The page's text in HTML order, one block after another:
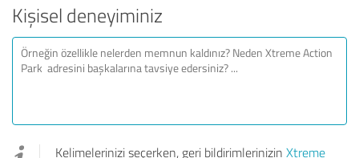
Kişisel deneyiminiz
Kelimelerinizi seçerken, geri bildirimlerinizin Xtreme